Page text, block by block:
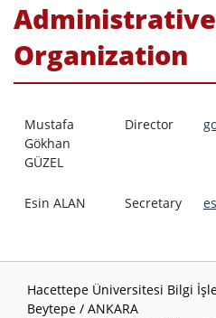
Administrative
Organization
Mustafa
Gökhan
GÜZEL
Director
Esin ALAN Secretary
Hacettepe Üniversitesi Bilgi
Beytepe / ANKARA